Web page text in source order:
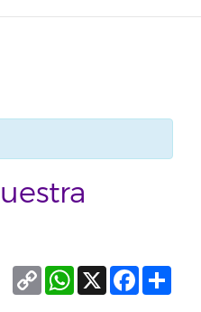
Facebook
X
WhatsApp
Copy
Link